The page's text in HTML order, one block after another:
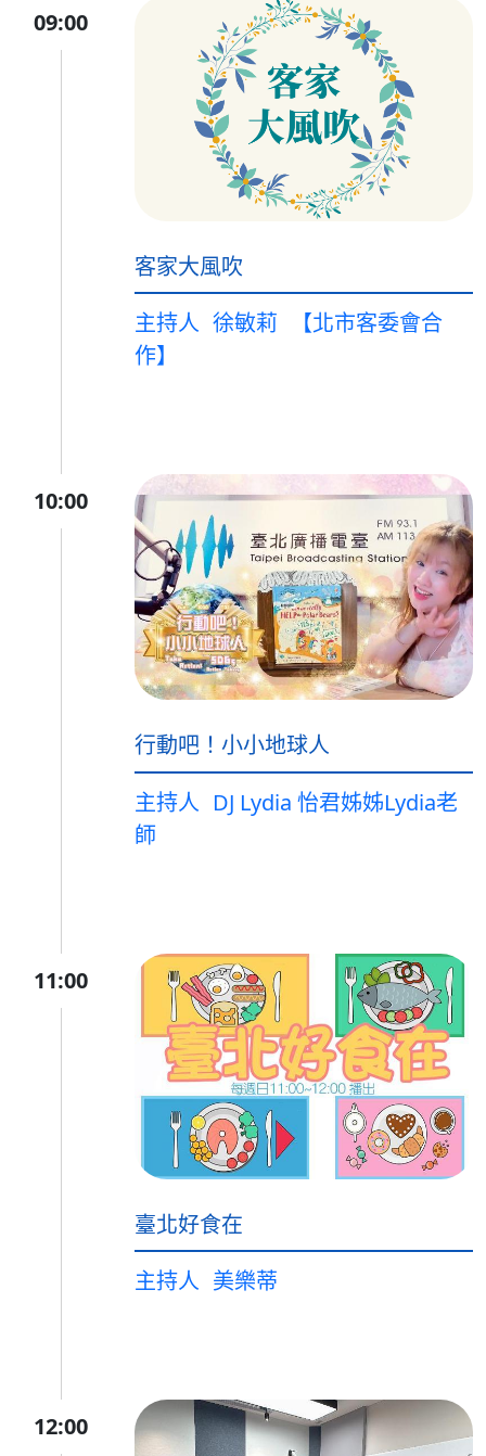
09:00
客家大風吹
主持人 徐敏莉
【北市客委會合
作】
10:00
行動吧！小小地球人
主持人 DJ Lydia 怡君姊姊Lydia老
師
11:00
臺北好食在
主持人 美樂蒂
12:00